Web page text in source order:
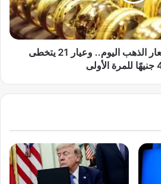
قفزة مفاجئة في أسعار الذهب اليوم.. وعيار 21 يتخطى